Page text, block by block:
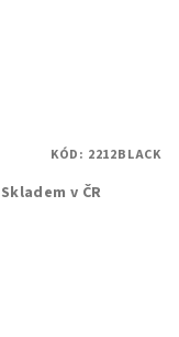
Skladem v ČR
KÓD: 2212BLACK